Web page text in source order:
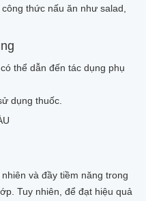
thức nấu ăn như salad,
thể dẫn đến tác dụng phụ
dụng thuốc.
và đầy tiềm năng trong
Tuy nhiên, để đạt hiệu quả